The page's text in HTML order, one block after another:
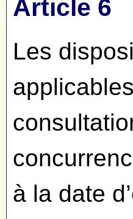
Article 6
Les
à la date